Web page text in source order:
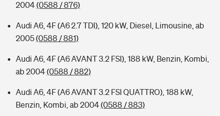
2004(0588 / 876)
Audi A6, 4F (A6 2.7 TDI), 120 kW, Diesel, Limousine, ab
2005(0588 / 881)
Audi A6, 4F (A6 AVANT 3.2 FSI), 188 kW, Benzin, Kombi,
ab 2004(0588 / 882)
Audi A6, 4F (A6 AVANT 3.2 FSI QUATTRO), 188 kW,
Benzin, Kombi, ab 2004(0588 / 883)